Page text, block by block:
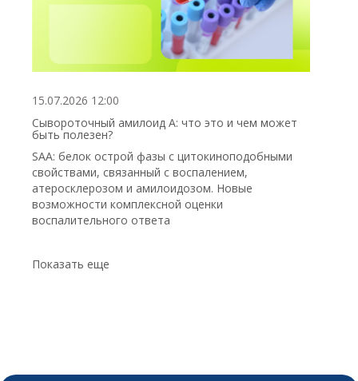
15.07.2026 12:00
Сывороточный амилоид А: что это и чем может
быть полезен?
SAA: белок острой фазы с цитокиноподобными
свойствами, связанный с воспалением,
атеросклерозом и амилоидозом. Новые
возможности комплексной оценки
воспалительного ответа
Показать еще